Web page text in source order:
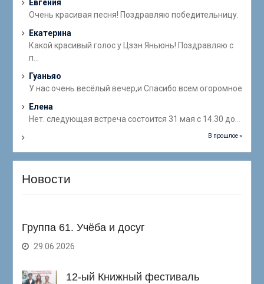
Евгения
Очень красивая песня! Поздравляю победительницу.
Екатерина
Какой красивый голос у Цзэн Яньюнь! Поздравляю с
п
Гуаньяо
У нас очень весёлый вечер,и Спасибо всем огоромное
Елена
Нет. следующая встреча состоится 31 мая с 14.30 до
В прошлое »
Новости
Группа 61. Учёба и досуг
29.06.2026
12-ый Книжный фестиваль